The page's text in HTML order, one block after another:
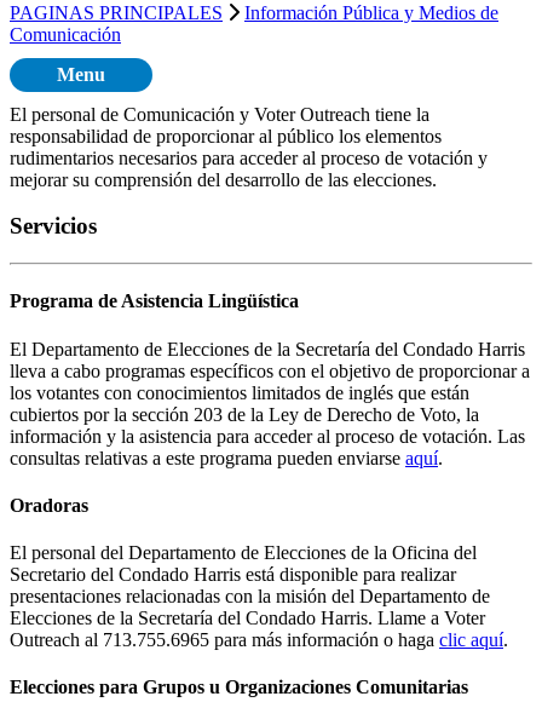
PAGINAS PRINCIPALES
Información Pública y Medios de
Comunicación
Menu
El personal de Comunicación y Voter Outreach tiene la
responsabilidad de proporcionar al público los elementos
rudimentarios necesarios para acceder al proceso de votación y
mejorar su comprensión del desarrollo de las elecciones.
Servicios
Programa de Asistencia Lingüística
El Departamento de Elecciones de la Secretaría del Condado Harris
lleva a cabo programas específicos con el objetivo de proporcionar a
los votantes con conocimientos limitados de inglés que están
cubiertos por la sección 203 de la Ley de Derecho de Voto, la
información y la asistencia para acceder al proceso de votación. Las
consultas relativas a este programa pueden enviarse aquí.
Oradoras
El personal del Departamento de Elecciones de la Oficina del
Secretario del Condado Harris está disponible para realizar
presentaciones relacionadas con la misión del Departamento de
Elecciones de la Secretaría del Condado Harris. Llame a Voter
Outreach al 713.755.6965 para más información o haga clic aquí.
Elecciones para Grupos u Organizaciones Comunitarias